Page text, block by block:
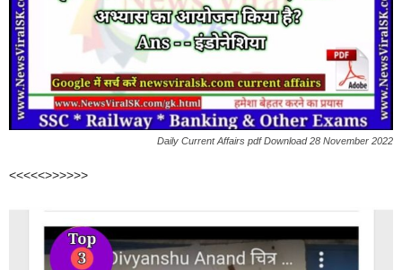
Daily Current Affairs pdf Download 28 November 2022
<<<<<>>>>>>